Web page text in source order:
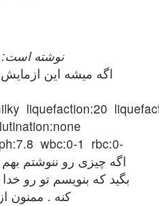
mashregh نوشته است:
اگه میشه این
liquefaction:20
wbc:0-1 rbc:0-
بگید که بنویسم تو رو
کنه . ممنون